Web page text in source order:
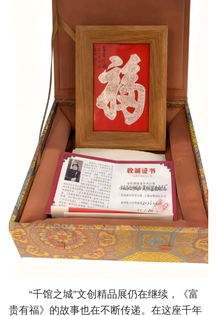
“千馆之城”文创精品展仍在继续，《富
贵有福》的故事也在不断传递。在这座千年